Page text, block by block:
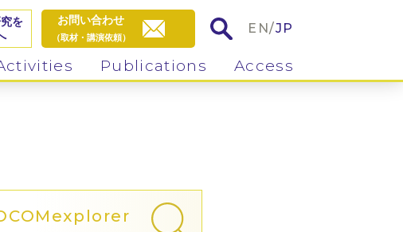
を
お問い合わせ
（取材・講演依頼）
EN/JP
Publications Access
explorer